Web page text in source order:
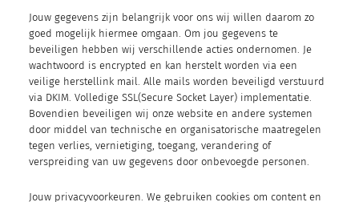
Jouw gegevens zijn belangrijk voor ons wij willen daarom zo
goed mogelijk hiermee omgaan. Om jou gegevens te
beveiligen hebben wij verschillende acties ondernomen. Je
wachtwoord is encrypted en kan herstelt worden via een
veilige herstellink mail. Alle mails worden beveiligd verstuurd
via DKIM. Volledige SSL(Secure Socket Layer) implementatie.
Bovendien beveiligen wij onze website en andere systemen
door middel van technische en organisatorische maatregelen
tegen verlies, vernietiging, toegang, verandering of
verspreiding van uw gegevens door onbevoegde personen.
Jouw privacyvoorkeuren. We gebruiken cookies om content en